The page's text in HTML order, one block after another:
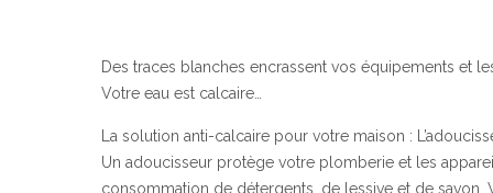
Des traces blanches encrassent vos équipements et
Votre eau est calcaire…
La solution anti-calcaire pour votre maison :
Un adoucisseur protège votre plomberie et les
consommation de détergents, de lessive et de